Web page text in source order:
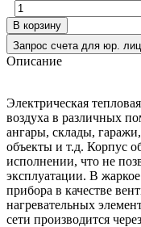
В корзину
Запрос счета для юр. лиц
Описание
Электрическая
воздуха в различных
ангары, склады,
объекты и т.д. Корпус
исполнении, что не
эксплуатации. В
прибора в качестве
нагревательных
сети производится